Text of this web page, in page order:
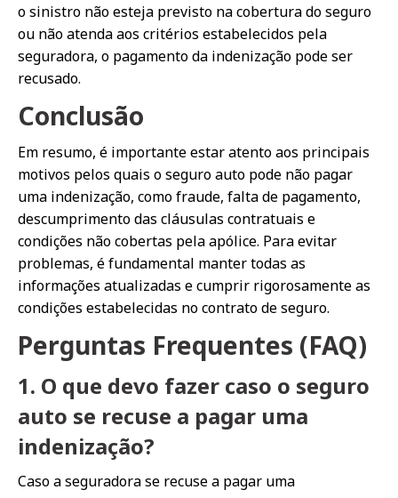
o sinistro não esteja previsto na cobertura do seguro
ou não atenda aos critérios estabelecidos pela
seguradora, o pagamento da indenização pode ser
recusado.
Conclusão
Em resumo, é importante estar atento aos principais
motivos pelos quais o seguro auto pode não pagar
uma indenização, como fraude, falta de pagamento,
descumprimento das cláusulas contratuais e
condições não cobertas pela apólice. Para evitar
problemas, é fundamental manter todas as
informações atualizadas e cumprir rigorosamente as
condições estabelecidas no contrato de seguro.
Perguntas Frequentes (FAQ)
1. O que devo fazer caso o seguro
auto se recuse a pagar uma
indenização?
Caso a seguradora se recuse a pagar uma